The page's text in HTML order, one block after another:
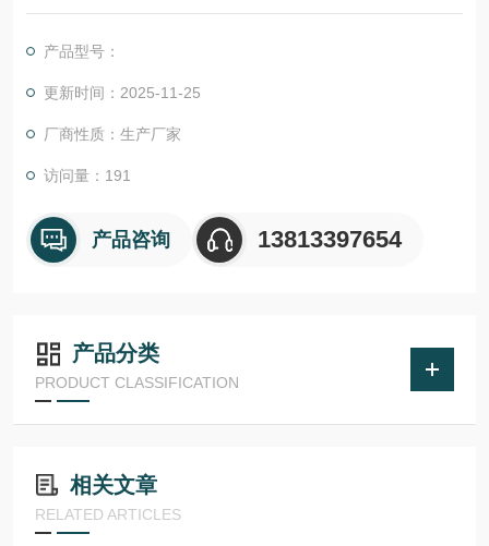
入，混合气体和水的力量，实现潜水曝气池曝气和搅拌反应器和
产品型号：
更新时间：2025-11-25
厂商性质：生产厂家
访问量：191
产品咨询 13813397654
产品分类
PRODUCT CLASSIFICATION
相关文章
RELATED ARTICLES